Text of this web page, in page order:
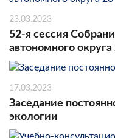
23.03.2023
52-я сессия
автономного округа
17.03.2023
Заседание
экологии